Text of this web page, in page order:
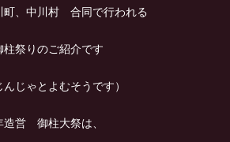
町、中川村 合同で行われる
柱祭りのご紹介です
んじゃとよむそうです）
造営 御柱大祭は、